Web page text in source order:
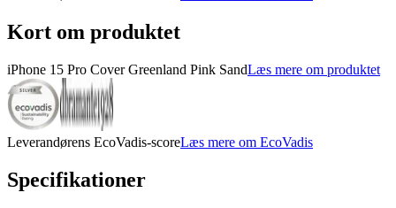
Kort om produktet
iPhone 15 Pro Cover Greenland Pink SandLæs mere om produktet
Leverandørens EcoVadis-scoreLæs mere om EcoVadis
Specifikationer